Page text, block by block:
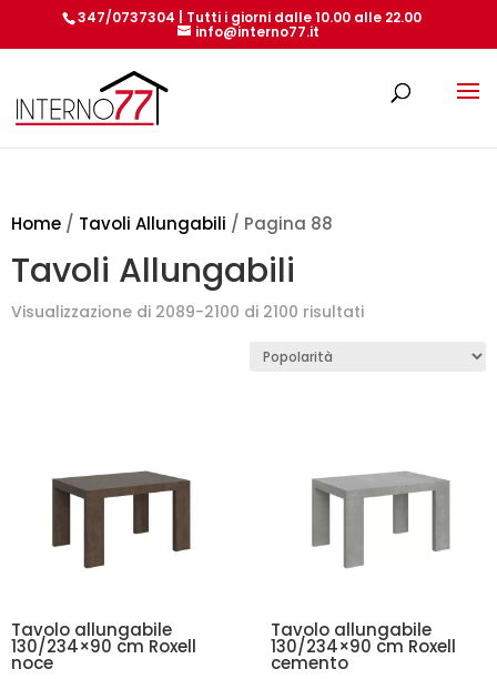
347/0737304 | Tutti i giorni dalle 10.00 alle 22.00
info@interno77.it
Home / Tavoli Allungabili / Pagina 88
Tavoli Allungabili
Visualizzazione di 2089-2100 di 2100 risultatiPopolarità
Tavolo allungabile
130/234×90 cm Roxell
noce
Tavolo allungabile
130/234×90 cm Roxell
cemento